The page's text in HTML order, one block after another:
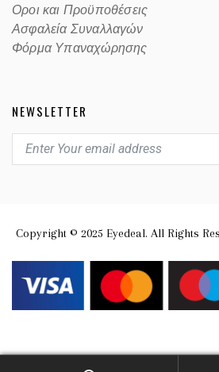
Οροι και Προϋποθέσεις
Ασφαλεία Συναλλαγών
Φόρμα Υπαναχώρησης
NEWSLETTER
Copyright © 2025 Eyedeal. All Rights